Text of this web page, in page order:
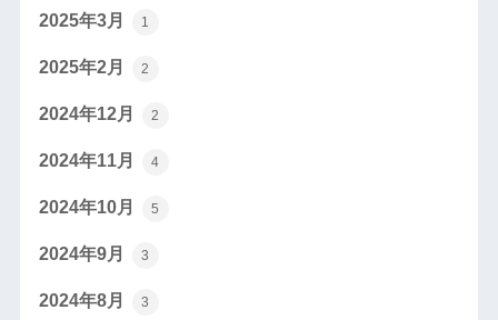
2025年3月 1
2025年2月 2
2024年12月 2
2024年11月 4
2024年10月 5
2024年9月 3
2024年8月 3